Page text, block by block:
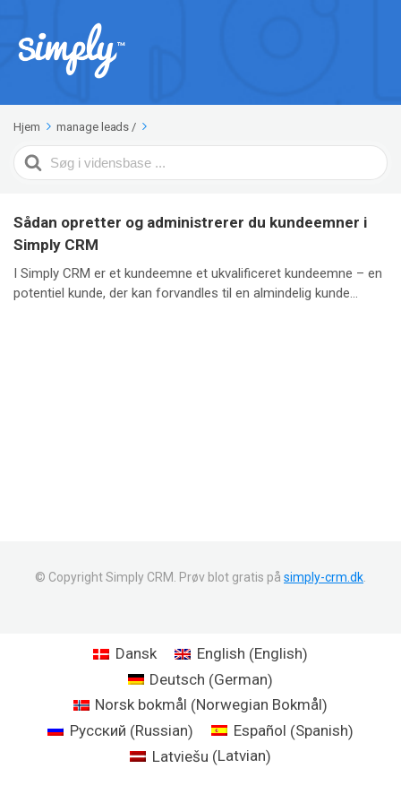
Hjem manage leads /
Search
For
Sådan opretter og administrerer du kundeemner i
Simply CRM
I Simply CRM er et kundeemne et ukvalificeret kundeemne – en
potentiel kunde, der kan forvandles til en almindelig kunde...
© Copyright Simply CRM. Prøv blot gratis på simply-crm.dk.
Dansk English (English)
Deutsch (German)
Norsk bokmål (Norwegian Bokmål)
Русский (Russian) Español (Spanish)
Latviešu (Latvian)